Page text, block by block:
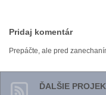
Pridaj komentár
Prepáčte, ale pred
ĎALŠIE